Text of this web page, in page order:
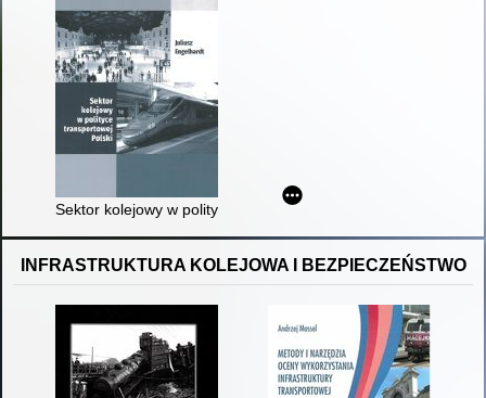
Sektor kolejowy w polityce transportowej Polski
INFRASTRUKTURA KOLEJOWA I BEZPIECZEŃSTWO